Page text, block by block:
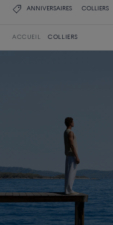
ANNIVERSAIRES COLLIERS
ACCUEIL COLLIERS